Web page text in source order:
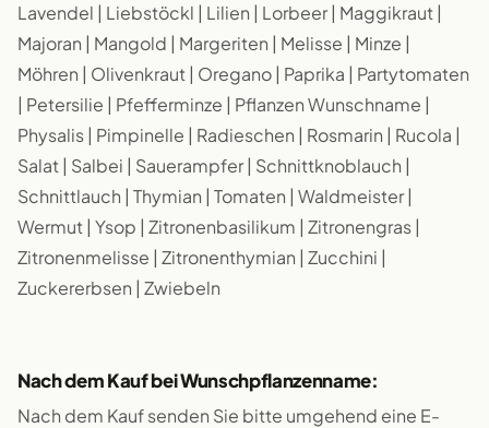
Lavendel | Liebstöckl | Lilien | Lorbeer | Maggikraut |
Majoran | Mangold | Margeriten | Melisse | Minze |
Möhren | Olivenkraut | Oregano | Paprika | Partytomaten
| Petersilie | Pfefferminze | Pflanzen Wunschname |
Physalis | Pimpinelle | Radieschen | Rosmarin | Rucola |
Salat | Salbei | Sauerampfer | Schnittknoblauch |
Schnittlauch | Thymian | Tomaten | Waldmeister |
Wermut | Ysop | Zitronenbasilikum | Zitronengras |
Zitronenmelisse | Zitronenthymian | Zucchini |
Zuckererbsen | Zwiebeln
Nach dem Kauf bei Wunschpflanzenname:
Nach dem Kauf senden Sie bitte umgehend eine E-